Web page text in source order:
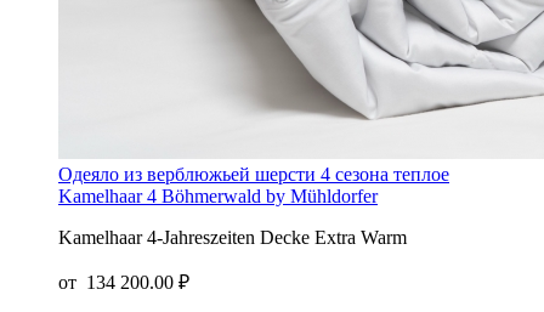
Одеяло из верблюжьей шерсти 4 сезона теплое
Kamelhaar 4 Böhmerwald by Mühldorfer
Kamelhaar 4-Jahreszeiten Decke Extra Warm
от 134 200.00 ₽